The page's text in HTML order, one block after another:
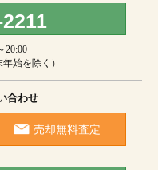
20:00
始を除く）
合わせ
売却無料査定